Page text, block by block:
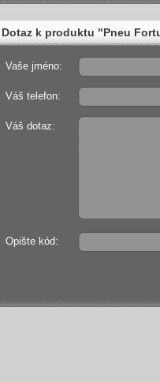
Dotaz k produktu "Pneu
Vaše jméno:
Váš telefon:
Váš dotaz:
Opište kód: